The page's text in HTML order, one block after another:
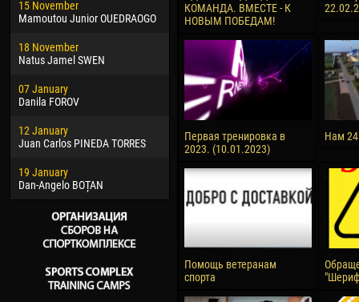
15 November
Mamoutou Junior OUEDRAOGO
18 November
Natus Jamel SWEN
07 January
Danila FOROV
12 January
Juan Carlos PINEDA TORRES
19 January
Dan-Angelo BOȚAN
Emmanuel AFETSE
Jayder Moreno ASPRILLA
22 March
Samba KONÉ
26 March
Vitor Hugo Morais de OLIVEIRA
28 March
Raí LOPES DE OLIVEIRA
28
10
Ivan
КОМАНДА. ВМЕСТЕ - К
НОВЫМ ПОБЕДАМ!
Первая тренировка в
2023. (10.01.2023)
Нам
Помощь ветеранам
спорта